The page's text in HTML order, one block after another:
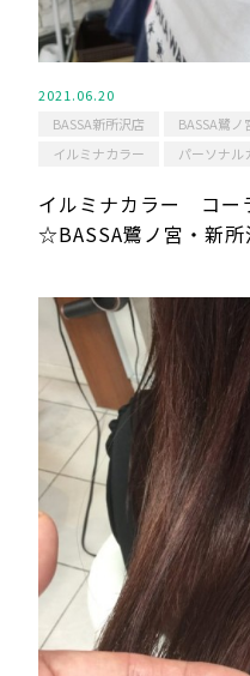
2021.06.20
BASSA新所沢店
BASSA鷺ノ
イルミナカラー
パーソナル
イルミナカラー コー
☆BASSA鷺ノ宮・新所